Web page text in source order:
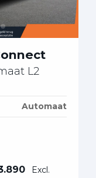
L2
Automaat
Excl.